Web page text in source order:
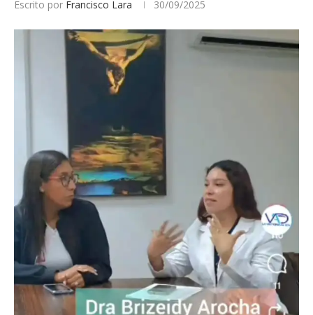
Escrito por Francisco Lara 30/09/2025